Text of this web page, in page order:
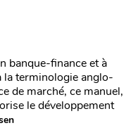
banque-finance et à
la terminologie anglo-
de marché, ce manuel,
le développement